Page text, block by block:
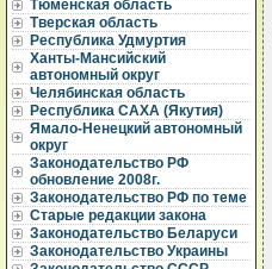
Тюменская область
Тверская область
Республика Удмуртия
Ханты-Мансийский
автономный округ
Челябинская область
Республика САХА (Якутия)
Ямало-Ненецкий автономный
округ
Законодательство РФ
обновление 2008г.
Законодательство РФ по теме
Старые редакции закона
Законодательство Беларуси
Законодательство Украины